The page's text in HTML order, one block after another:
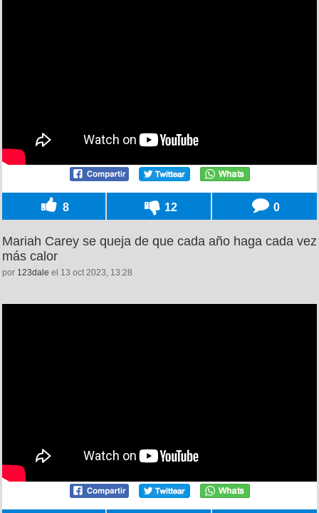
8 12 0
Mariah Carey se queja de que cada año haga cada vez
más calor
por 123dale el 13 oct 2023, 13:28